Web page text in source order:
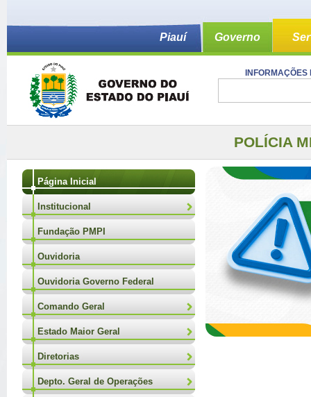
Piauí Governo
POLÍCIA
Página Inicial
Institucional
Fundação PMPI
Ouvidoria
Ouvidoria Governo Federal
Comando Geral
Estado Maior Geral
Diretorias
Depto. Geral de Operações